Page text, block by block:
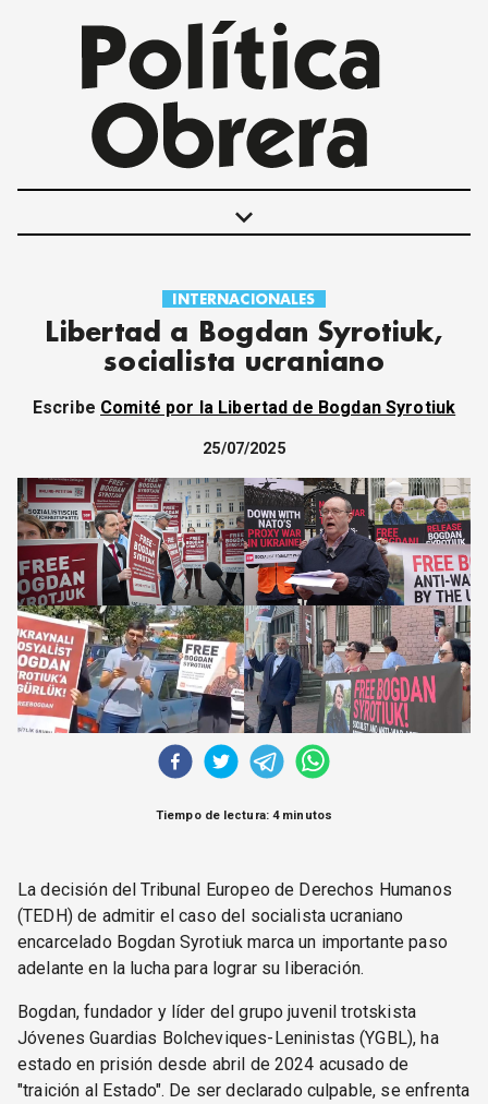
keyboard_arrow_down
POLÍTICAS
INTERNACIONALES
MOVIMIENTO OBRERO
ECONOMÍA
SOCIEDAD Y CULTURA
JUVENTUD
CORREO DE LECTORES
DEBATE
ARCHIVO
DECLARACIONES
OPINIÓN
ALTAMIRA RESPONDE
Política Obrera Revista
CONTACTO
INTERNACIONALES
Libertad a Bogdan Syrotiuk,
socialista ucraniano
Escribe Comité por la Libertad de Bogdan Syrotiuk
25/07/2025
Tiempo de lectura: 4 minutos
La decisión del Tribunal Europeo de Derechos Humanos
(TEDH) de admitir el caso del socialista ucraniano
encarcelado Bogdan Syrotiuk marca un importante paso
adelante en la lucha para lograr su liberación.
Bogdan, fundador y líder del grupo juvenil trotskista
Jóvenes Guardias Bolcheviques-Leninistas (YGBL), ha
estado en prisión desde abril de 2024 acusado de
"traición al Estado". De ser declarado culpable, se enfrenta